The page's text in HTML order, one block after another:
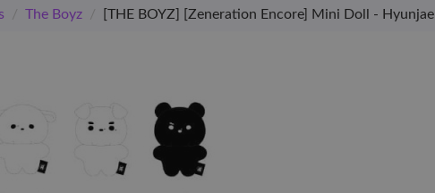
/ The Boyz / [THE BOYZ] [Zeneration Encore] Mini Doll - Hyunjae